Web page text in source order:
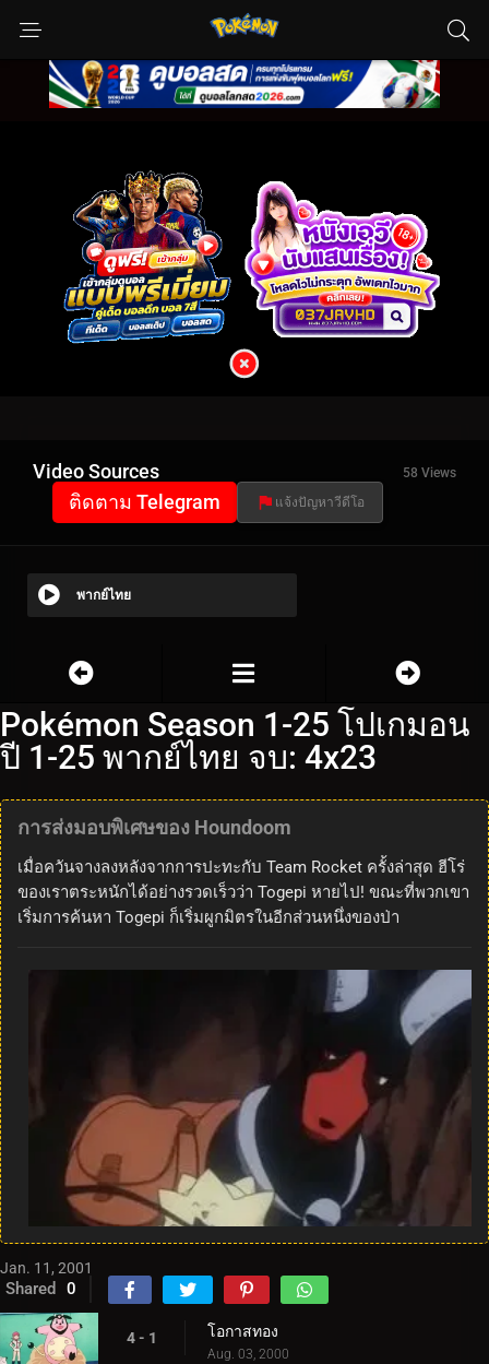
Video Sources 58 Views
ติดตาม Telegram แจ้งปัญหาวีดีโอ
พากย์ไทย
Pokémon Season 1-25 โปเกมอน
ปี 1-25 พากย์ไทย จบ: 4x23
การส่งมอบพิเศษของ Houndoom
เมื่อควันจางลงหลังจากการปะทะกับ Team Rocket ครั้งล่าสุด ฮีโร่
ของเราตระหนักได้อย่างรวดเร็วว่า Togepi หายไป! ขณะที่พวกเขา
เริ่มการค้นหา Togepi ก็เริ่มผูกมิตรในอีกส่วนหนึ่งของป่า
Jan. 11, 2001
Shared 0
4 - 1 โอกาสทอง
Aug. 03, 2000